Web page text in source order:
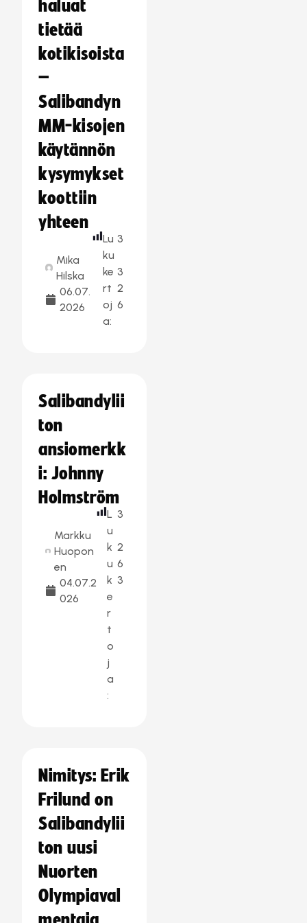
haluat
tietää
kotikisoista
–
Salibandyn
MM-kisojen
käytännön
kysymykset
koottiin
yhteen
Mika
Hilska
06.07.
2026
Lu
ku
ke
rt
oj
a:
3
3
2
6
Salibandylii
ton
ansiomerkk
i: Johnny
Holmström
Markku
Huopon
en
04.07.2
026
L
u
k
u
k
e
r
t
o
j
a
:
3
2
6
3
Nimitys: Erik
Frilund on
Salibandylii
ton uusi
Nuorten
Olympiaval